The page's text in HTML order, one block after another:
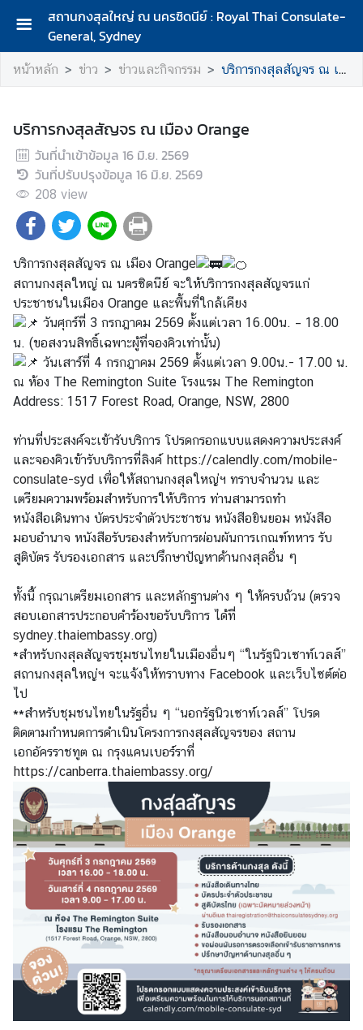
สถานกงสุลใหญ่ ณ นครซิดนีย์ : Royal Thai Consulate-
General, Sydney
ห
น้
ลั
ก
เ
กี่
ย
ว
กั
บ
ส
ถ
า
น
ก
ง
ล
ใ
ห
ญ่
ฯ
บ
ก
า
ร
ป
ร
ช
า
ช
น
/
แ
บ
ฟ
ร์
ม
ข่
หน้าหลัก ข่าว ข่าวและกิจกรรม บริการกงสุลสัญจร ณ เมือง Orange
บริการกงสุลสัญจร ณ เมือง Orange
วันที่นำเข้าข้อมูล 16 มิ.ย. 2569
วันที่ปรับปรุงข้อมูล 16 มิ.ย. 2569
208 view
บริการกงสุลสัญจร ณ เมือง Orange
สถานกงสุลใหญ่ ณ นครซิดนีย์ จะให้บริการกงสุลสัญจรแก่
ประชาชนในเมือง Orange และพื้นที่ใกล้เคียง
วันศุกร์ที่ 3 กรกฎาคม 2569 ตั้งแต่เวลา 16.00น. – 18.00
น. (ขอสงวนสิทธิ์เฉพาะผู้ที่จองคิวเท่านั้น)
วันเสาร์ที่ 4 กรกฎาคม 2569 ตั้งแต่เวลา 9.00น.- 17.00 น.
ณ ห้อง The Remington Suite โรงแรม The Remington
Address: 1517 Forest Road, Orange, NSW, 2800
ท่านที่ประสงค์จะเข้ารับบริการ โปรดกรอกแบบแสดงความประสงค์
และจองคิวเข้ารับบริการที่ลิงค์ https://calendly.com/mobile-
consulate-syd เพื่อให้สถานกงสุลใหญ่ฯ ทราบจำนวน และ
เตรียมความพร้อมสำหรับการให้บริการ ท่านสามารถทำ
หนังสือเดินทาง บัตรประจำตัวประชาชน หนังสือยินยอม หนังสือ
มอบอำนาจ หนังสือรับรองสำหรับการผ่อนผันการเกณฑ์ทหาร รับ
สูติบัตร รับรองเอกสาร และปรึกษาปัญหาด้านกงสุลอื่น ๆ
ทั้งนี้ กรุณาเตรียมเอกสาร และหลักฐานต่าง ๆ ให้ครบถ้วน (ตรวจ
สอบเอกสารประกอบคำร้องขอรับบริการ ได้ที่
sydney.thaiembassy.org)
*สำหรับกงสุลสัญจรชุมชนไทยในเมืองอื่นๆ “ในรัฐนิวเซาท์เวลส์”
สถานกงสุลใหญ่ฯ จะแจ้งให้ทราบทาง Facebook และเว็บไซต์ต่อ
ไป
**สำหรับชุมชนไทยในรัฐอื่น ๆ “นอกรัฐนิวเซาท์เวลส์” โปรด
ติดตามกำหนดการดำเนินโครงการกงสุลสัญจรของ สถาน
เอกอัครราชทูต ณ กรุงแคนเบอร์ราที่
https://canberra.thaiembassy.org/